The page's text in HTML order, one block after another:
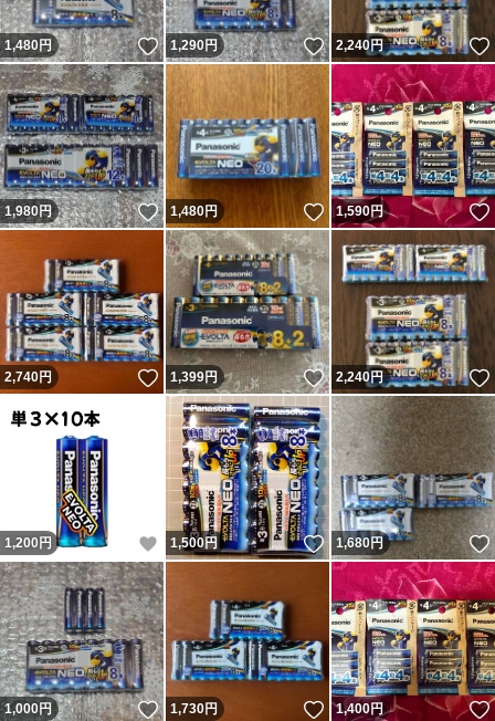
1,480円 いいね！
1,290円 いいね！
2,240円
1,980円 いいね！
1,480円 いいね！
1,590円
2,740円 いいね！
1,399円 いいね！
2,240円
1,200 円 いいね！
1,500円 いいね！
1,680円
1,000円 いいね！
1,730円 いいね！
1,400円